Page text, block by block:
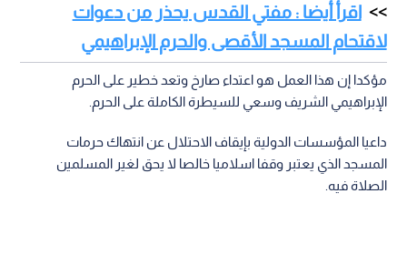
اقرأ أيضا : مفتي القدس يحذر من دعوات
لاقتحام المسجد الأقصى والحرم الإبراهيمي
مؤكدا إن هذا العمل هو اعتداء صارخ وتعد خطير على الحرم
الإبراهيمي الشريف وسعي للسيطرة الكاملة على الحرم.
داعيا المؤسسات الدولية بإيقاف الاحتلال عن انتهاك حرمات
المسجد الذي يعتبر وقفا اسلاميا خالصا لا يحق لغير المسلمين
الصلاة فيه.